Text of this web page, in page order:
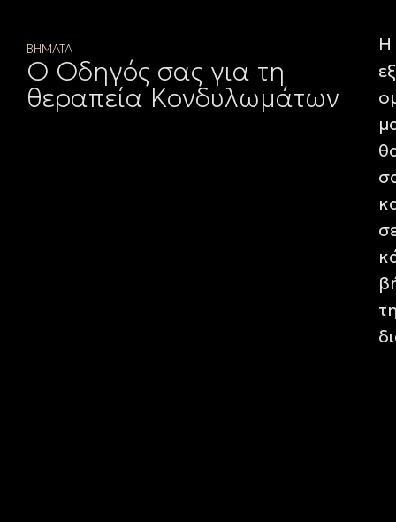
ΒΗΜΑΤΑ
Ο Οδηγός σας για τη
θεραπεία Κονδυλωμάτων
Η